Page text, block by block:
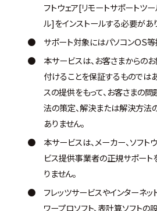
フトウェア[リモートサポートツ
ル]をインストールする必要があ
●
サポート対象にはパソコンＯＳ
●
本サービスは、お客さまからの
付けることを保証するものでは
スの提供をもって、お客さまの
法の策定、解決または解決方法
ありません。
●
本サービスは、メーカー、ソフ
ビス提供事業者の正規サポー
りません。
●
フレッツサービスやインターネッ
ワープロソフト、表計算ソフトの